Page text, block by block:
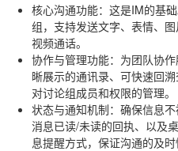
核心沟通功能：这是IM的基
组，支持发送文字、表情、
视频通话。
协作与管理功能：为团队协
晰展示的通讯录、可快速回
对讨论组成员和权限的管理。
状态与通知机制：确保信息
消息已读/未读的回执、以及
息提醒方式，保证沟通的及时